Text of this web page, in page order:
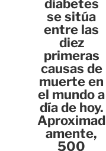
diabetes
se sitúa
entre las
diez
primeras
causas de
muerte en
el mundo a
día de hoy.
Aproximad
amente,
500